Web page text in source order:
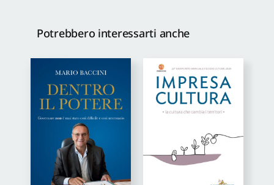
Potrebbero interessarti anche